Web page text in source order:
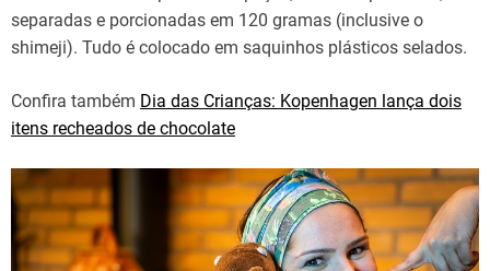
separadas e porcionadas em 120 gramas (inclusive o
shimeji). Tudo é colocado em saquinhos plásticos selados.
Confira também Dia das Crianças: Kopenhagen lança dois
itens recheados de chocolate